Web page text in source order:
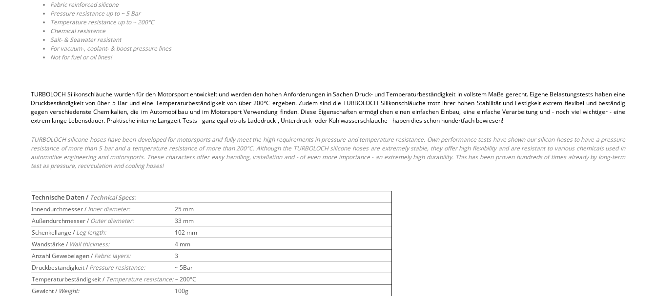
Fabric reinforced silicone
Pressure resistance up to ~ 5 Bar
Temperature resistance up to ~ 200°C
Chemical resistance
Salt- & Seawater resistant
For vacuum-, coolant- & boost pressure lines
Not for fuel or oil lines!
TURBOLOCH Silikonschläuche wurden für den Motorsport entwickelt und werden den hohen Anforderungen in Sachen Druck- und Temperaturbeständigkeit in vollstem Maße gerecht. Eigene Belastungstests haben eine
Druckbeständigkeit von über 5 Bar und eine Temperaturbeständigkeit von über 200°C ergeben. Zudem sind die TURBOLOCH Silikonschläuche trotz ihrer hohen Stabilität und Festigkeit extrem flexibel und beständig
gegen verschiedenste Chemikalien, die im Automobilbau und im Motorsport Verwendung finden. Diese Eigenschaften ermöglichen einen einfachen Einbau, eine einfache Verarbeitung und - noch viel wichtiger - eine
extrem lange Lebensdauer. Praktische interne Langzeit-Tests - ganz egal ob als Ladedruck-, Unterdruck- oder Kühlwasserschläuche - haben dies schon hundertfach bewiesen!
TURBOLOCH silicone hoses have been developed for motorsports and fully meet the high requirements in pressure and temperature resistance. Own performance tests have shown our silicon hoses to have a pressure
resistance of more than 5 bar and a temperature resistance of more than 200°C. Although the TURBOLOCH silicone hoses are extremely stable, they offer high flexibility and are resistant to various chemicals used in
automotive engineering and motorsports. These characters offer easy handling, installation and - of even more importance - an extremely high durability. This has been proven hundreds of times already by long-term
test as pressure, recirculation and cooling hoses!
Technische Daten / Technical Specs:
Innendurchmesser / Inner diameter:
25 mm
Außendurchmesser / Outer diameter:
33 mm
Schenkellänge / Leg length:
102 mm
Wandstärke / Wall thickness:
4 mm
Anzahl Gewebelagen / Fabric layers:
3
Druckbeständigkeit / Pressure resistance:
~ 5Bar
Temperaturbeständigkeit / Temperature resistance:~ 200°C
Gewicht / Weight:
100g